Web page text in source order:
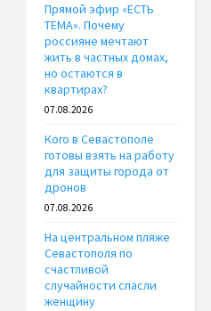
Прямой эфир «ЕСТЬ
ТЕМА». Почему
россияне мечтают
жить в частных домах,
но остаются в
квартирах?
07.08.2026
Кого в Севастополе
готовы взять на работу
для защиты города от
дронов
07.08.2026
На центральном пляже
Севастополя по
счастливой
случайности спасли
женщину